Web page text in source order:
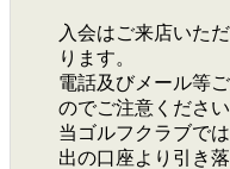
入会はご来店いた
ります。
電話及びメール等
のでご注意ください
当ゴルフクラブで
出の口座より引き落